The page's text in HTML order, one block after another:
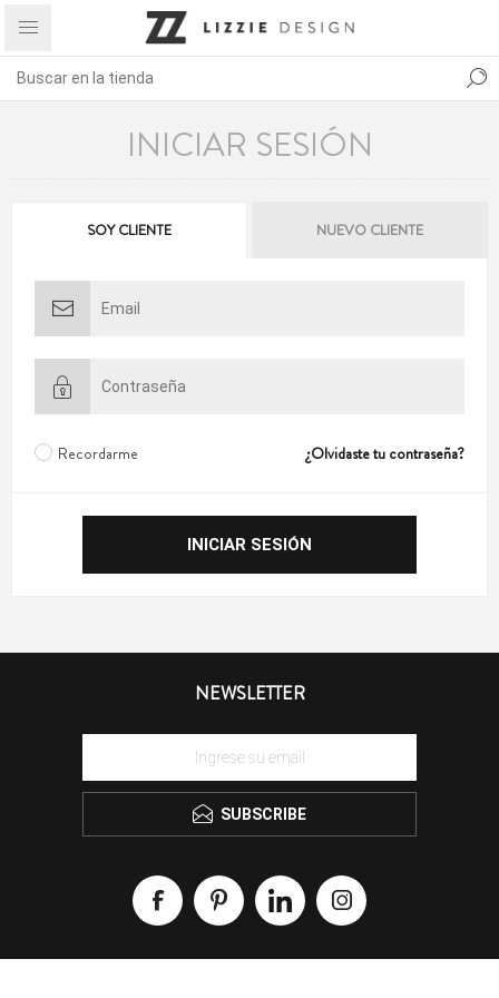
INICIAR SESIÓN
SOY CLIENTE NUEVO CLIENTE
Recordarme ¿Olvidaste tu contraseña?
NEWSLETTER
SUBSCRIBE